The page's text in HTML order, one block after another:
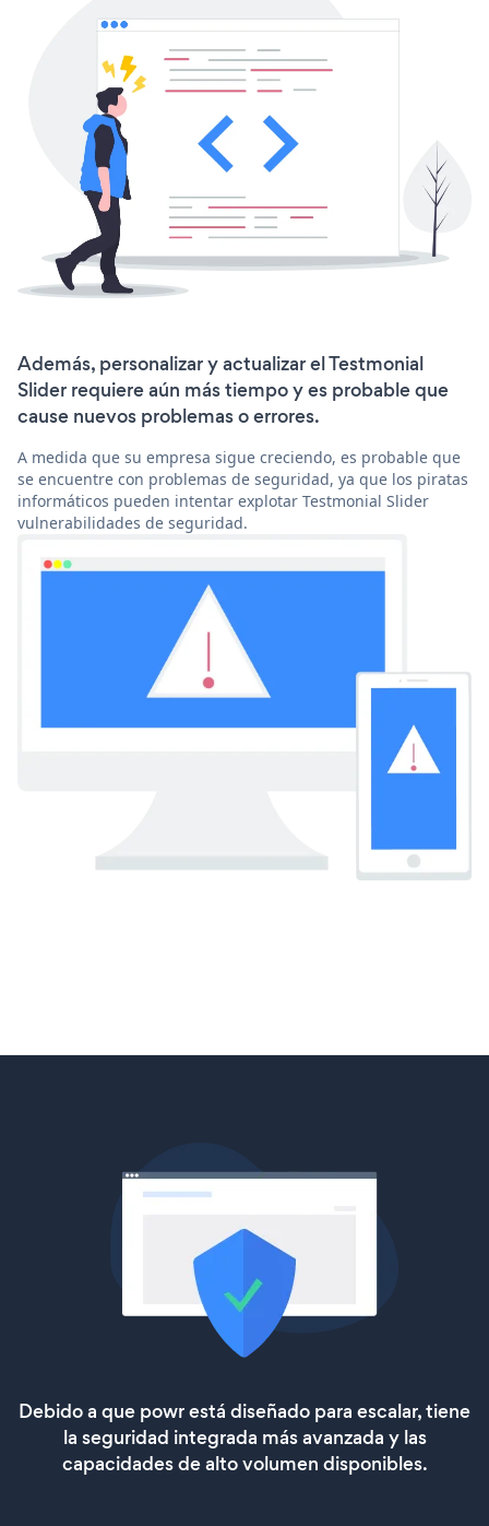
Además, personalizar y actualizar el Testmonial
Slider requiere aún más tiempo y es probable que
cause nuevos problemas o errores.
A medida que su empresa sigue creciendo, es probable que
se encuentre con problemas de seguridad, ya que los piratas
informáticos pueden intentar explotar Testmonial Slider
vulnerabilidades de seguridad.
Debido a que powr está diseñado para escalar, tiene
la seguridad integrada más avanzada y las
capacidades de alto volumen disponibles.